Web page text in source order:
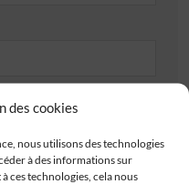
des cookies
nous utilisons des technologies
à des informations sur
ces technologies, cela nous